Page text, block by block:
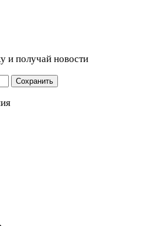
и получай новости
Сохранить